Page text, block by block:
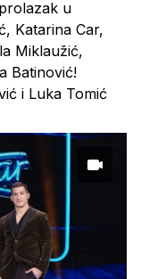
u
Katarina Car,
Miklaužić,
Batinović!
i Luka Tomić